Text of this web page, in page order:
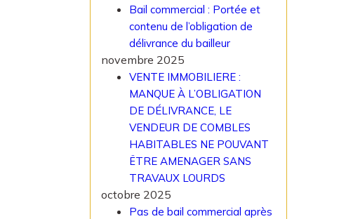
Bail commercial : Portée et
contenu de l’obligation de
délivrance du bailleur
novembre 2025
VENTE IMMOBILIERE :
MANQUE À L’OBLIGATION
DE DÉLIVRANCE, LE
VENDEUR DE COMBLES
HABITABLES NE POUVANT
ËTRE AMENAGER SANS
TRAVAUX LOURDS
octobre 2025
Pas de bail commercial après